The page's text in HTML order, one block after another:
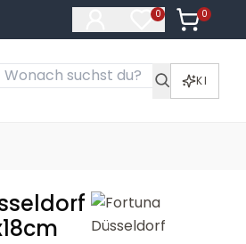
0
Artikel im
0
Artikel
KI